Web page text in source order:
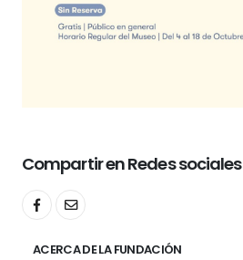
Compartir en Redes sociales
ACERCA DE LA FUNDACIÓN